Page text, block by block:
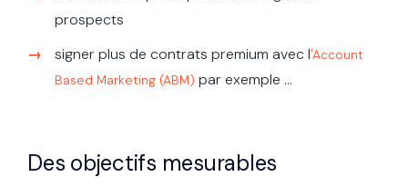
prospects
signer plus de contrats premium avec l'Account
Based Marketing (ABM) par exemple …
Des objectifs mesurables